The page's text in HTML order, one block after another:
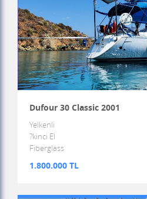
Dufour 30 Classic 2001
Yelkenli
?kinci El
Fiberglass
1.800.000 TL